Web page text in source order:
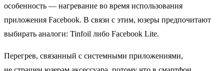
особенность — нагревание во время использования
приложения Facebook. В связи с этим, юзеры предпочитают
выбирать аналоги: Tinfoil либо Facebook Lite.
Перегрев, связанный с системными приложениями,